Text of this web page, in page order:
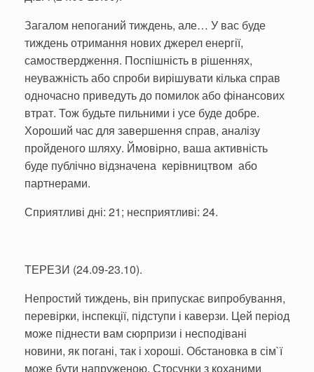
Загалом непоганий тиждень, але… У вас буде
тиждень отримання нових джерел енергії,
самоствердження. Поспішність в рішеннях,
неуважність або спроби вирішувати кілька справ
одночасно приведуть до помилок або фінансових
втрат. Тож будьте пильними і усе буде добре.
Хороший час для завершення справ, аналізу
пройденого шляху. Ймовірно, ваша активність
буде публічно відзначена керівництвом або
партнерами.
Сприятливі дні: 21; несприятливі: 24.
ТЕРЕЗИ (24.09-23.10).
Непростий тиждень, він припускає випробування,
перевірки, інспекції, підступи і каверзи. Цей період
може піднести вам сюрпризи і несподівані
новини, як погані, так і хороші. Обстановка в сім`ї
може бути напруженою. Стосунки з коханими